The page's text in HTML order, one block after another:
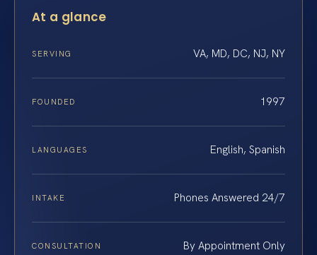
At a glance
SERVING VA, MD, DC, NJ, NY
FOUNDED 1997
LANGUAGES English, Spanish
INTAKE Phones Answered 24/7
CONSULTATION By Appointment Only